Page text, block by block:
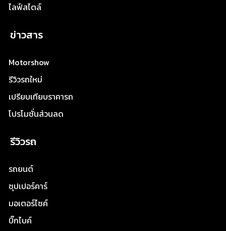
ไลฟ์สไตล์
ข่าวสาร
Motorshow
รีวิวรถใหม่
เปรียบเทียบราคารถ
โปรโมชั่นส่วนลด
รีวิวรถ
รถยนต์
ซุปเปอร์คาร์
มอเตอร์ไซค์
บิ๊กไบค์